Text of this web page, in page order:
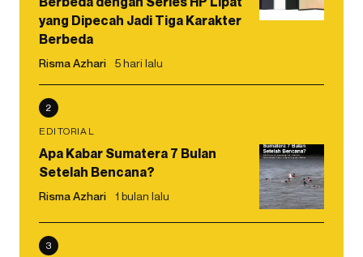
yang Dipecah Jadi Tiga Karakter
Berbeda
Risma Azhari 5 hari lalu
2
EDITORIAL
Apa Kabar Sumatera 7 Bulan
Setelah Bencana?
Risma Azhari 1 bulan lalu
3